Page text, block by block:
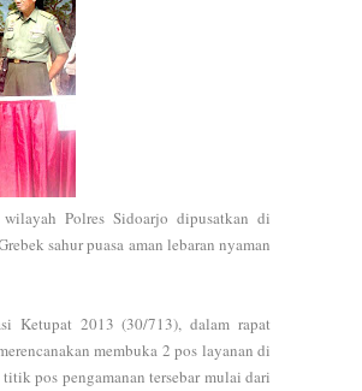
Polres Sidoarjo dipusatkan di
sahur puasa aman lebaran nyaman
Ketupat 2013 (30/713), dalam rapat
membuka 2 pos layanan di
pos pengamanan tersebar mulai dari